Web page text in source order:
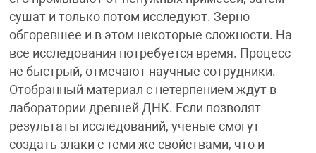
сушат и только потом исследуют. Зерно
обгоревшее и в этом некоторые сложности. На
все исследования потребуется время. Процесс
не быстрый, отмечают научные сотрудники.
Отобранный материал с нетерпением ждут в
лаборатории древней ДНК. Если позволят
результаты исследований, ученые смогут
создать злаки с теми же свойствами, что и